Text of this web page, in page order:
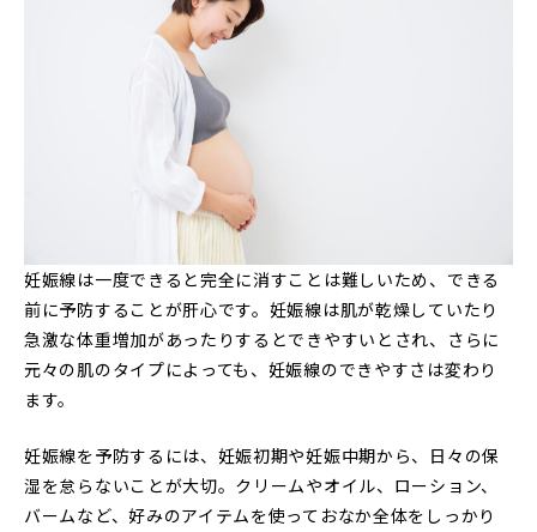
妊娠線は一度できると完全に消すことは難しいため、できる
前に予防することが肝心です。妊娠線は肌が乾燥していたり
急激な体重増加があったりするとできやすいとされ、さらに
元々の肌のタイプによっても、妊娠線のできやすさは変わり
ます。
妊娠線を予防するには、妊娠初期や妊娠中期から、日々の保
湿を怠らないことが大切。クリームやオイル、ローション、
バームなど、好みのアイテムを使っておなか全体をしっかり